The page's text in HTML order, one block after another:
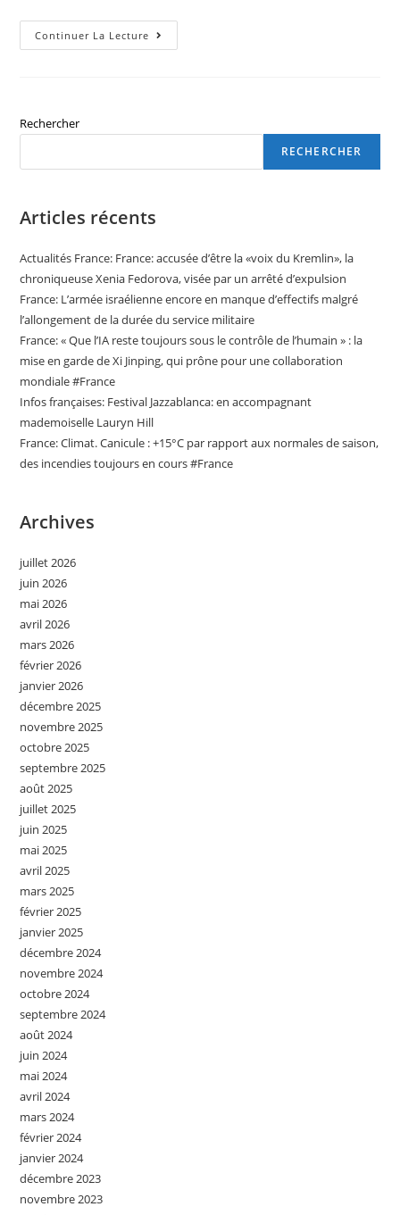
Continuer La Lecture Article
Tout
Pour
De
Ndiaye
Rechercher
RECHERCHER
Articles récents
Actualités France: France: accusée d’être la «voix du Kremlin», la
chroniqueuse Xenia Fedorova, visée par un arrêté d’expulsion
France: L’armée israélienne encore en manque d’effectifs malgré
l’allongement de la durée du service militaire
France: « Que l’IA reste toujours sous le contrôle de l’humain » : la
mise en garde de Xi Jinping, qui prône pour une collaboration
mondiale #France
Infos françaises: Festival Jazzablanca: en accompagnant
mademoiselle Lauryn Hill
France: Climat. Canicule : +15°C par rapport aux normales de saison,
des incendies toujours en cours #France
Archives
juillet 2026
juin 2026
mai 2026
avril 2026
mars 2026
février 2026
janvier 2026
décembre 2025
novembre 2025
octobre 2025
septembre 2025
août 2025
juillet 2025
juin 2025
mai 2025
avril 2025
mars 2025
février 2025
janvier 2025
décembre 2024
novembre 2024
octobre 2024
septembre 2024
août 2024
juin 2024
mai 2024
avril 2024
mars 2024
février 2024
janvier 2024
décembre 2023
novembre 2023